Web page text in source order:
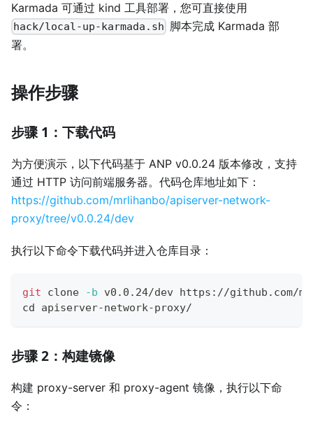
Karmada 可通过 kind 工具部署，您可直接使用
hack/local-up-karmada.sh 脚本完成 Karmada 部
署。
操作步骤
步骤 1：下载代码
为方便演示，以下代码基于 ANP v0.0.24 版本修改，支持
通过 HTTP 访问前端服务器。代码仓库地址如下：
https://github.com/mrlihanbo/apiserver-network-
proxy/tree/v0.0.24/dev
执行以下命令下载代码并进入仓库目录：
git clone -b v0.0.24/dev https://github.com/
cd apiserver-network-proxy/
步骤 2：构建镜像
构建 proxy-server 和 proxy-agent 镜像，执行以下命
令：